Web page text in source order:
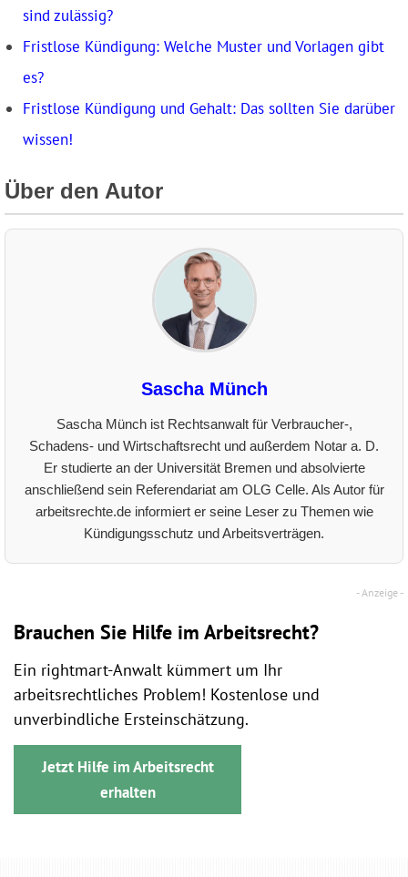
sind zulässig?
Fristlose Kündigung: Welche Muster und Vorlagen gibt
es?
Fristlose Kündigung und Gehalt: Das sollten Sie darüber
wissen!
Über den Autor
Sascha Münch
Sascha Münch ist Rechtsanwalt für Verbraucher-,
Schadens- und Wirtschaftsrecht und außerdem Notar a. D.
Er studierte an der Universität Bremen und absolvierte
anschließend sein Referendariat am OLG Celle. Als Autor für
arbeitsrechte.de informiert er seine Leser zu Themen wie
Kündigungsschutz und Arbeitsverträgen.
Brauchen Sie Hilfe im Arbeitsrecht?
Ein rightmart-Anwalt kümmert um Ihr
arbeitsrechtliches Problem! Kostenlose und
unverbindliche Ersteinschätzung.
Jetzt Hilfe im Arbeitsrecht
erhalten